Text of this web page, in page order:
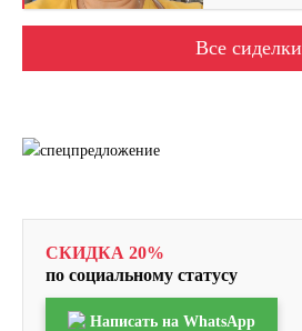
Все сиделки
СКИДКА 20%
по социальному статусу
Написать на WhatsApp